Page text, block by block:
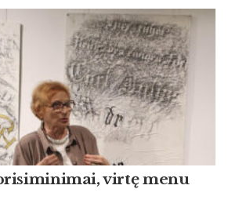
virtę menu